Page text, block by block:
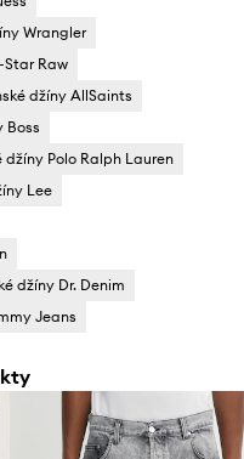
Wrangler
Star Raw
džíny AllSaints
Boss
džíny Polo Ralph Lauren
Lee
džíny Dr. Denim
Jeans